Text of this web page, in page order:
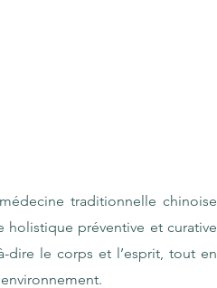
traditionnelle chinoise
holistique préventive et curative
dire le corps et l’esprit, tout en